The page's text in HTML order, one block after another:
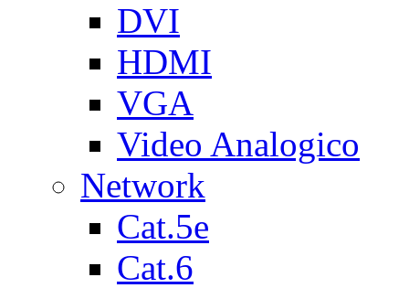
DVI
HDMI
VGA
Video Analogico
Network
Cat.5e
Cat.6